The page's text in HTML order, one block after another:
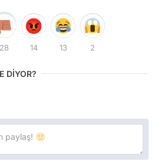
28 14 13 2
DİYOR?